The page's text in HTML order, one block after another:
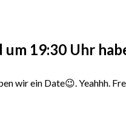
19:30 Uhr
wir ein Date😉. Yeahhh.